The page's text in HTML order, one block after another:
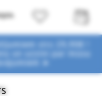
virs 29,90€ !
un uzzini par mūsu